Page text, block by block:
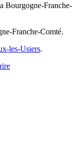
Bourgogne-Franche-
Franche-Comté.
les-Usiers.